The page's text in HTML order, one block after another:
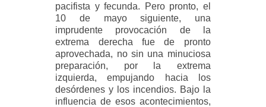
pacifista y fecunda. Pero pronto, el
10 de mayo siguiente, una
imprudente provocación de la
extrema derecha fue de pronto
aprovechada, no sin una minuciosa
preparación, por la extrema
izquierda, empujando hacia los
desórdenes y los incendios. Bajo la
influencia de esos acontecimientos,